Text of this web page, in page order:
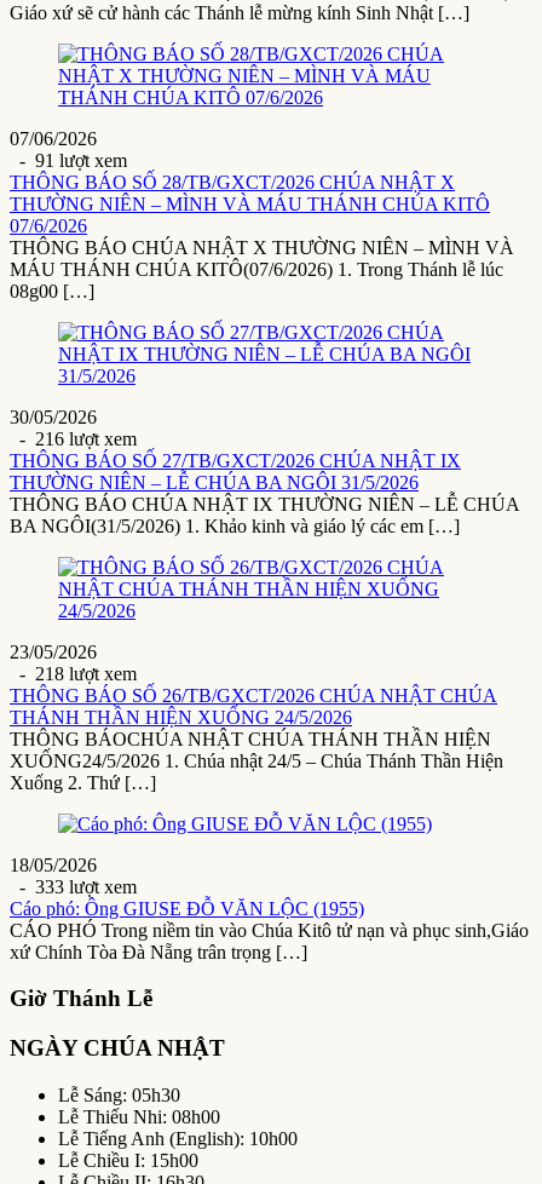
Giáo xứ sẽ cử hành các Thánh lễ mừng kính Sinh Nhật […]
07/06/2026
- 91 lượt xem
THÔNG BÁO SỐ 28/TB/GXCT/2026 CHÚA NHẬT X
THƯỜNG NIÊN – MÌNH VÀ MÁU THÁNH CHÚA KITÔ
07/6/2026
THÔNG BÁO CHÚA NHẬT X THƯỜNG NIÊN – MÌNH VÀ
MÁU THÁNH CHÚA KITÔ(07/6/2026) 1. Trong Thánh lễ lúc
08g00 […]
30/05/2026
- 216 lượt xem
THÔNG BÁO SỐ 27/TB/GXCT/2026 CHÚA NHẬT IX
THƯỜNG NIÊN – LỄ CHÚA BA NGÔI 31/5/2026
THÔNG BÁO CHÚA NHẬT IX THƯỜNG NIÊN – LỄ CHÚA
BA NGÔI(31/5/2026) 1. Khảo kinh và giáo lý các em […]
23/05/2026
- 218 lượt xem
THÔNG BÁO SỐ 26/TB/GXCT/2026 CHÚA NHẬT CHÚA
THÁNH THẦN HIỆN XUỐNG 24/5/2026
THÔNG BÁOCHÚA NHẬT CHÚA THÁNH THẦN HIỆN
XUỐNG24/5/2026 1. Chúa nhật 24/5 – Chúa Thánh Thần Hiện
Xuống 2. Thứ […]
18/05/2026
- 333 lượt xem
Cáo phó: Ông GIUSE ĐỖ VĂN LỘC (1955)
CÁO PHÓ Trong niềm tin vào Chúa Kitô tử nạn và phục sinh,Giáo
xứ Chính Tòa Đà Nẵng trân trọng […]
Giờ Thánh Lễ
NGÀY CHÚA NHẬT
Lễ Sáng: 05h30
Lễ Thiếu Nhi: 08h00
Lễ Tiếng Anh (English): 10h00
Lễ Chiều I: 15h00